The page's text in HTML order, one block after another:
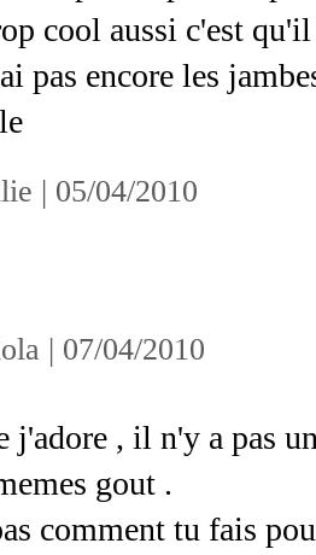
cool aussi c'est
pas encore les
| 05/04/2010
| 07/04/2010
j'adore , il n'y a pas
gout .
comment tu fais